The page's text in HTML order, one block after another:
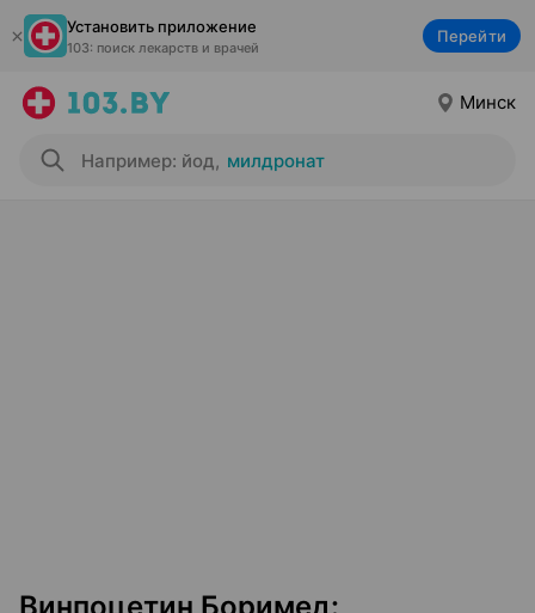
Установить приложение
103: поиск лекарств и врачей
Перейти
Минск
Например: йод, милдронат